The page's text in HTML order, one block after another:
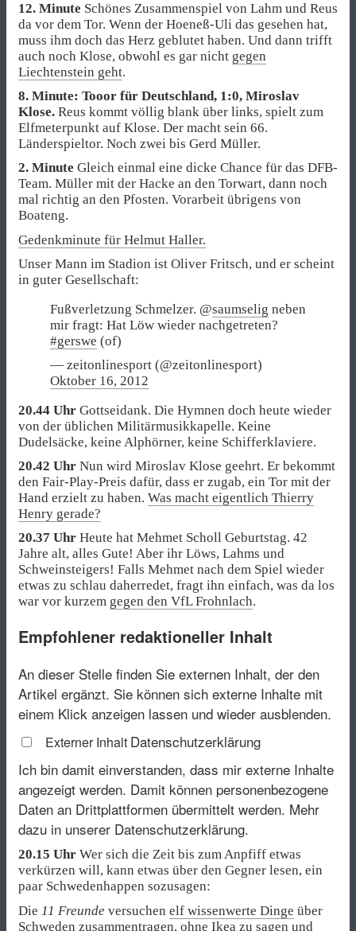
12. Minute Schönes Zusammenspiel von Lahm und Reus
da vor dem Tor. Wenn der Hoeneß-Uli das gesehen hat,
muss ihm doch das Herz geblutet haben. Und dann trifft
auch noch Klose, obwohl es gar nicht gegen
Liechtenstein geht.
8. Minute: Tooor für Deutschland, 1:0, Miroslav
Klose. Reus kommt völlig blank über links, spielt zum
Elfmeterpunkt auf Klose. Der macht sein 66.
Länderspieltor. Noch zwei bis Gerd Müller.
2. Minute Gleich einmal eine dicke Chance für das DFB-
Team. Müller mit der Hacke an den Torwart, dann noch
mal richtig an den Pfosten. Vorarbeit übrigens von
Boateng.
Gedenkminute für Helmut Haller.
Unser Mann im Stadion ist Oliver Fritsch, und er scheint
in guter Gesellschaft:
Fußverletzung Schmelzer. @saumselig neben
mir fragt: Hat Löw wieder nachgetreten?
#gerswe (of)
— zeitonlinesport (@zeitonlinesport)
Oktober 16, 2012
20.44 Uhr Gottseidank. Die Hymnen doch heute wieder
von der üblichen Militärmusikkapelle. Keine
Dudelsäcke, keine Alphörner, keine Schifferklaviere.
20.42 Uhr Nun wird Miroslav Klose geehrt. Er bekommt
den Fair-Play-Preis dafür, dass er zugab, ein Tor mit der
Hand erzielt zu haben. Was macht eigentlich Thierry
Henry gerade?
20.37 Uhr Heute hat Mehmet Scholl Geburtstag. 42
Jahre alt, alles Gute! Aber ihr Löws, Lahms und
Schweinsteigers! Falls Mehmet nach dem Spiel wieder
etwas zu schlau daherredet, fragt ihn einfach, was da los
war vor kurzem gegen den VfL Frohnlach.
Empfohlener redaktioneller Inhalt
An dieser Stelle finden Sie externen Inhalt, der den
Artikel ergänzt. Sie können sich externe Inhalte mit
einem Klick anzeigen lassen und wieder ausblenden.
Externer Inhalt Datenschutzerklärung
Ich bin damit einverstanden, dass mir externe Inhalte
angezeigt werden. Damit können personenbezogene
Daten an Drittplattformen übermittelt werden. Mehr
dazu in unserer Datenschutzerklärung.
20.15 Uhr Wer sich die Zeit bis zum Anpfiff etwas
verkürzen will, kann etwas über den Gegner lesen, ein
paar Schwedenhappen sozusagen:
Die 11 Freunde versuchen elf wissenwerte Dinge über
Schweden zusammentragen, ohne Ikea zu sagen und